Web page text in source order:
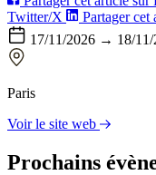
Twitter/X
Partager
17/11/2026 → 18/11/
Paris
Voir le site web
Prochains